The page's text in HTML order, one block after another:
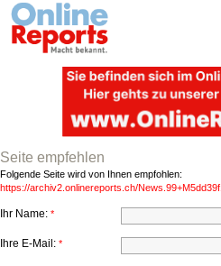
Seite empfehlen
Folgende Seite wird von Ihnen empfohlen:
https://archiv2.onlinereports.ch/
Ihr Name: *
Ihre E-Mail: *